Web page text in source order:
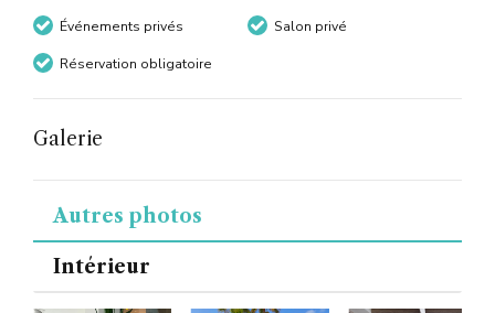
Événements privés Salon privé
Réservation obligatoire
Galerie
Autres photos
Intérieur